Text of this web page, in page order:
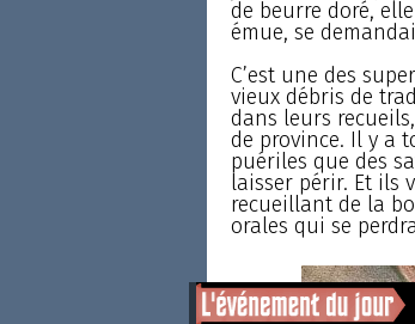
de beurre doré,
émue, se
C’est une des
vieux débris de
dans leurs
de province. Il y a
puériles que des
laisser périr. Et ils
recueillant de la
orales qui se